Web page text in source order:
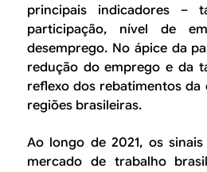
principais indicadores –
participação, nível de
desemprego. No ápice da
redução do emprego e da
reflexo dos rebatimentos da
regiões brasileiras.
Ao longo de 2021, os
mercado de trabalho